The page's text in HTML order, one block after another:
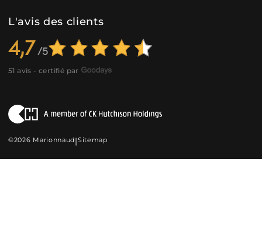
L'avis des clients
4,7
51 avis - certifié par
©2026 Marionnaud|Sitemap